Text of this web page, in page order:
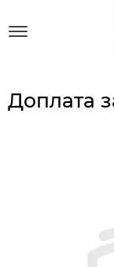
Доплата